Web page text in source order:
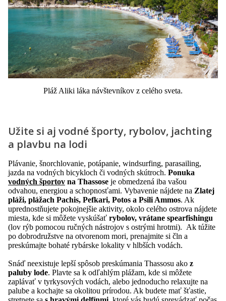
Pláž Aliki láka návštevníkov z celého sveta.
Užite si aj vodné športy, rybolov, jachting
a plavbu na lodi
Plávanie, šnorchlovanie, potápanie, windsurfing, parasailing,
jazda na vodných bicykloch či vodných skútroch. Ponuka
vodných športov na Thassose je obmedzená iba vašou
odvahou, energiou a schopnosťami. Vybavenie nájdete na Zlatej
pláži, plážach Pachis, Pefkari, Potos a Psili Ammos. Ak
uprednostňujete pokojnejšie aktivity, okolo celého ostrova nájdete
miesta, kde si môžete vyskúšať rybolov, vrátane spearfishingu
(lov rýb pomocou ručných nástrojov s ostrými hrotmi). Ak túžite
po dobrodružstve na otvorenom mori, prenajmite si čln a
preskúmajte bohaté rybárske lokality v hlbších vodách.
Snáď neexistuje lepší spôsob preskúmania Thassosu ako z
paluby lode. Plavte sa k odľahlým plážam, kde si môžete
zaplávať v tyrkysových vodách, alebo jednoducho relaxujte na
palube a kochajte sa okolitou prírodou. Ak budete mať šťastie,